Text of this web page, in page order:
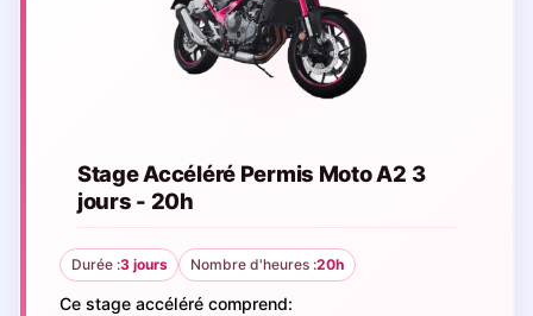
Stage Accéléré Permis Moto A2 3
jours - 20h
Durée :3 jours Nombre d'heures :20h
Ce stage accéléré comprend: